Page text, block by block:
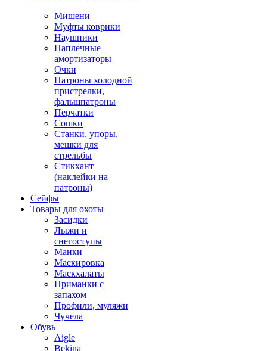
Мишени
Муфты коврики
Наушники
Наплечные
амортизаторы
Очки
Патроны холодной
пристрелки,
фальшпатроны
Перчатки
Сошки
Станки, упоры,
мешки для
стрельбы
Стикхант
(наклейки на
патроны)
Сейфы
Товары для охоты
Засидки
Лыжи и
снегоступы
Манки
Маскировка
Маскхалаты
Приманки с
запахом
Профили, муляжи
Чучела
Обувь
Aigle
Bekina